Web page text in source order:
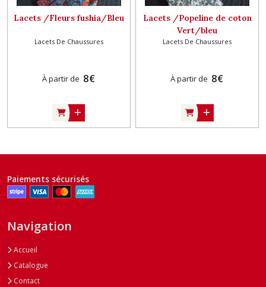
Lacets /Fleurs fushia/Bleu
Lacets De Chaussures
À partir de 8€
Lacets /Popeline de coton
Vert/bleu
Lacets De Chaussures
À partir de 8€
Paiements sécurisés
Navigation
Accueil
Catalogue
Contact